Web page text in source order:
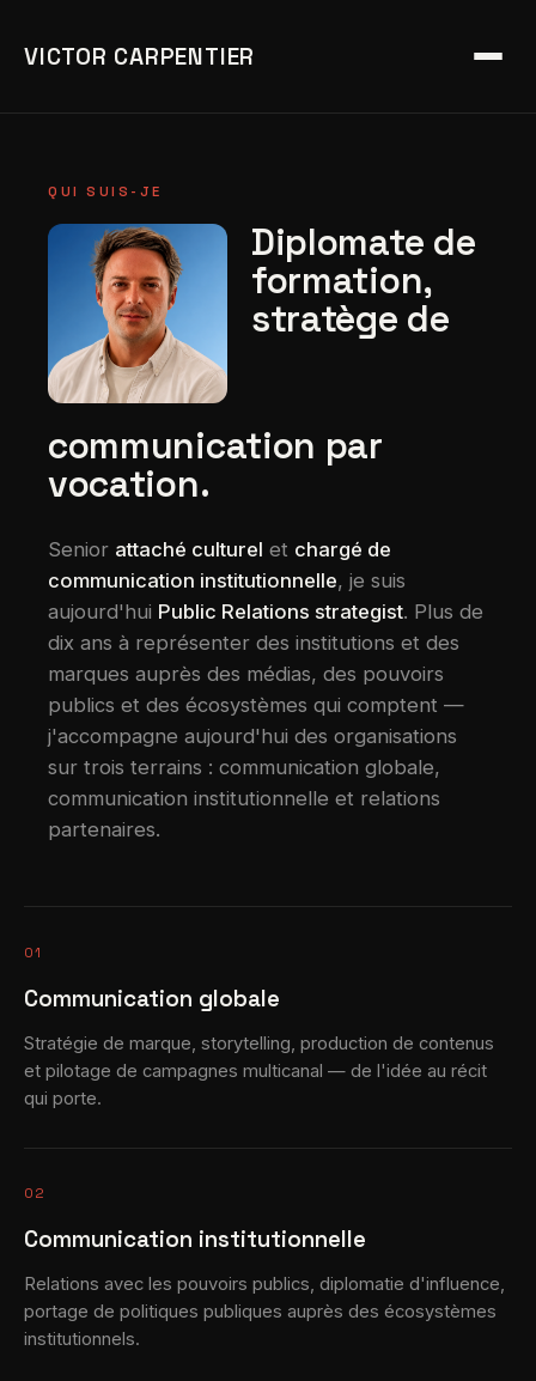
VICTOR CARPENTIER
QUI SUIS-JE
Diplomate de
formation,
stratège de
communication par
vocation.
Senior attaché culturel et chargé de
communication institutionnelle, je suis
aujourd'hui Public Relations strategist. Plus de
dix ans à représenter des institutions et des
marques auprès des médias, des pouvoirs
publics et des écosystèmes qui comptent —
j'accompagne aujourd'hui des organisations
sur trois terrains : communication globale,
communication institutionnelle et relations
partenaires.
01
Communication globale
Stratégie de marque, storytelling, production de contenus
et pilotage de campagnes multicanal — de l'idée au récit
qui porte.
02
Communication institutionnelle
Relations avec les pouvoirs publics, diplomatie d'influence,
portage de politiques publiques auprès des écosystèmes
institutionnels.